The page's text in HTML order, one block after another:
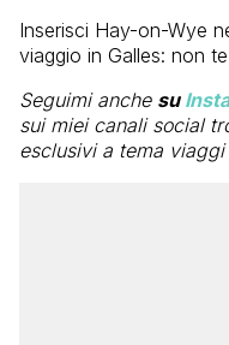
Inserisci Hay-on-Wye
viaggio in Galles: non
Seguimi anche su
sui miei canali social
esclusivi a tema